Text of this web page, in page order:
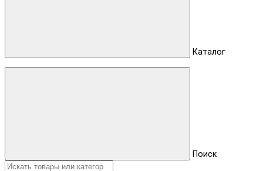
Каталог
Поиск